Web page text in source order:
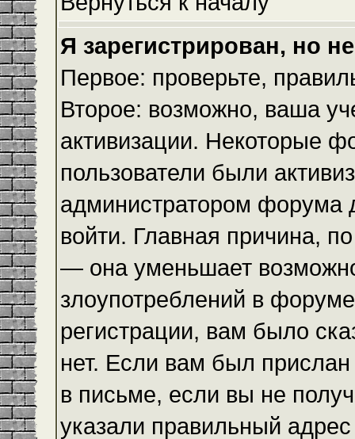
Я зарегистрирован, но
Первое: проверьте,
Второе: возможно, ваша
активизации. Некоторые
пользователи были
администратором форума
войти. Главная причина,
— она уменьшает
злоупотреблений в
регистрации, вам было
нет. Если вам был
в письме, если вы не
указали правильный